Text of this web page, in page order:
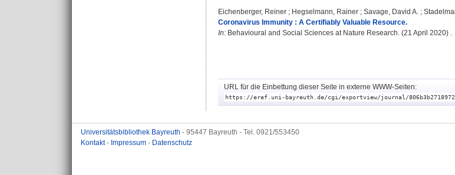
Eichenberger, Reiner ; Hegselmann, Rainer ; Savage, David A. ;
Coronavirus Immunity : A Certifiably Valuable Resource.
In: Behavioural and Social Sciences at Nature Research. (21 April 2020) .
URL für die Einbettung dieser Seite in externe WWW-Seiten:
https://eref.uni-bayreuth.de/cgi/exportview/journal/
Universitätsbibliothek Bayreuth - 95447 Bayreuth - Tel. 0921/553450
Kontakt- Impressum - Datenschutz